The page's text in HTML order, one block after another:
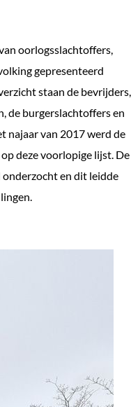
oorlogsslachtoffers,
gepresenteerd
staan de bevrijders,
de burgerslachtoffers en
najaar van 2017 werd de
deze voorlopige lijst. De
en dit leidde